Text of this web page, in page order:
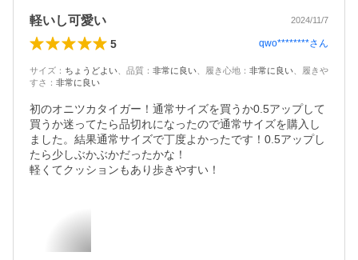
軽いし可愛い 2024/11/7
5 qwo********さん
サイズ ： ちょうどよい 品質 ： 非常に良い 履き心地 ： 非常に良い
履きや
すさ ： 非常に良い
初のオニツカタイガー！通常サイズを買うか0.5アップして
買うか迷ってたら品切れになったので通常サイズを購入し
ました。結果通常サイズで丁度よかったです！0.5アップし
たら少しぶかぶかだったかな！
軽くてクッションもあり歩きやすい！